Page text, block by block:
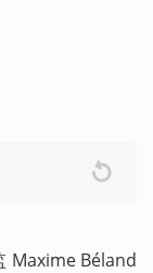
Maxime Béland